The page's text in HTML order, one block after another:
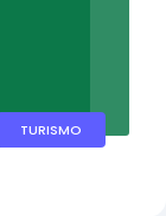
TURISMO